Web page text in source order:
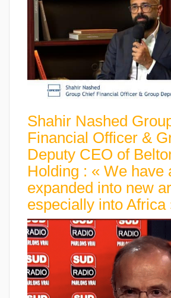
Shahir Nashed
Financial Officer &
Deputy CEO of
Holding : « We have
expanded into new
especially into Africa